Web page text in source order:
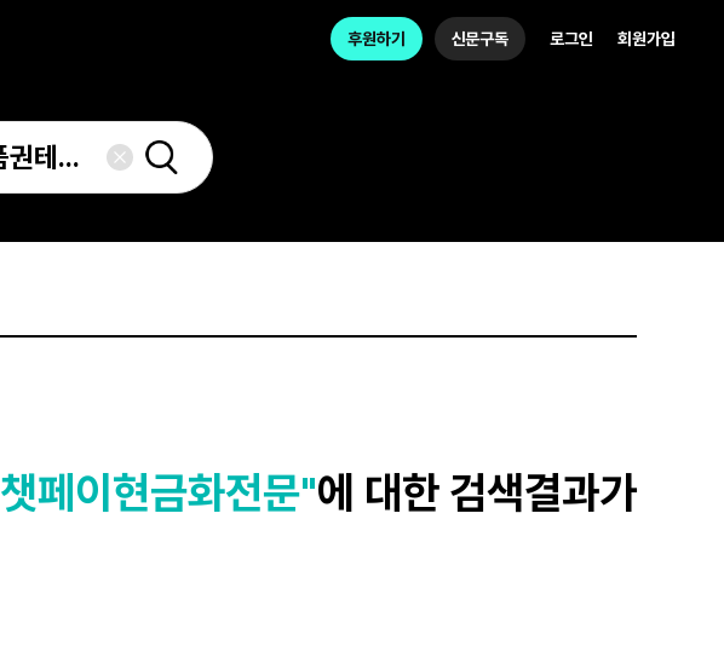
후원하기 신문구독 로그인 회원가입
페이현금화전문"에 대한 검색결과가